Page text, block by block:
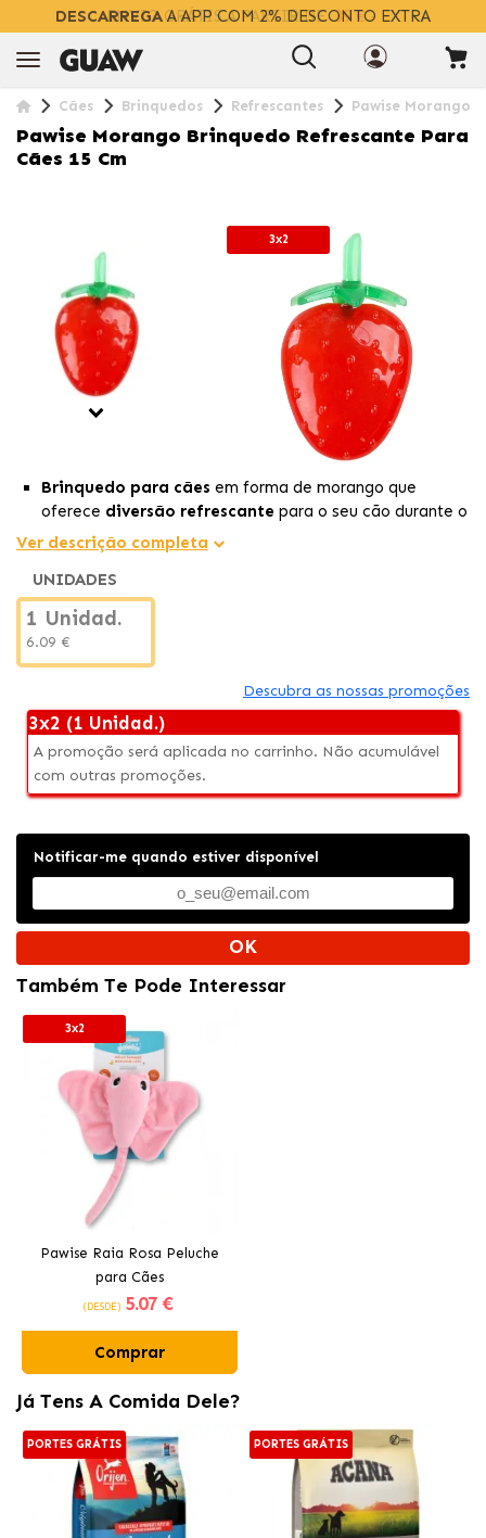
DESCARREGAA APP COM 2% DESCONTO EXTRA
Cães Brinquedos Refrescantes Pawise Morango
Pawise Morango Brinquedo Refrescante Para
Cães 15 Cm
3x2
Brinquedo para cães em forma de morango que
oferece diversão refrescante para o seu cão durante o
verão. Medidas: 15x8cm
gel interior
do morango permanece frio por longos
períodos, garantindo uma experiência refrescante
prolongada para o seu cão enquanto brinca.
Ao flutuar na água, este brinquedo é perfeito para
Ver descrição completa
UNIDADES
1 Unidad.
6.09 €
Descubra as nossas promoções
3x2 (1 Unidad.)
A promoção será aplicada no carrinho. Não acumulável
com outras promoções.
Notificar-me quando estiver disponível
OK
Também Te Pode Interessar
3x2
Pawise Raia Rosa Peluche
para Cães
(DESDE) 5.07 €
Comprar
Já Tens A Comida Dele?
PORTES GRÁTIS PORTES GRÁTIS